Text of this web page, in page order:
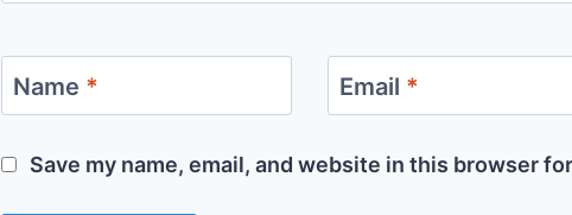
Name * Email *
Save my name, email, and website in this browser